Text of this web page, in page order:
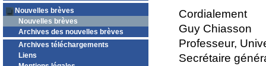
Nouvelles brèves
Nouvelles brèves
Archives des nouvelles brèves
Archives téléchargements
Liens
Cordialement
Guy Chiasson
Professeur,
Secrétaire